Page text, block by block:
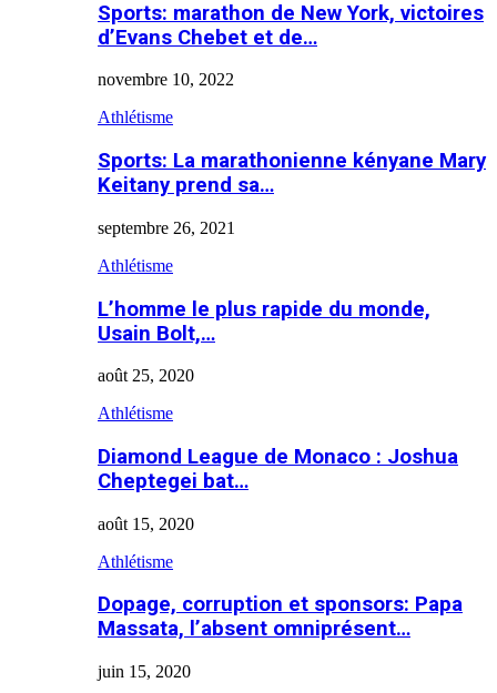
Sports: marathon de New York, victoires
d’Evans Chebet et de…
novembre 10, 2022
Athlétisme
Sports: La marathonienne kényane Mary
Keitany prend sa…
septembre 26, 2021
Athlétisme
L’homme le plus rapide du monde,
Usain Bolt,…
août 25, 2020
Athlétisme
Diamond League de Monaco : Joshua
Cheptegei bat…
août 15, 2020
Athlétisme
Dopage, corruption et sponsors: Papa
Massata, l’absent omniprésent…
juin 15, 2020